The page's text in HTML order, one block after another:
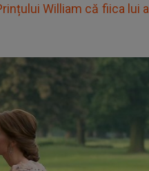
William că fiica lui